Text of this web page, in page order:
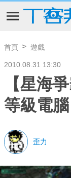
首頁 遊戲
2010.08.31 13:30
【星海
等級電腦
歪力